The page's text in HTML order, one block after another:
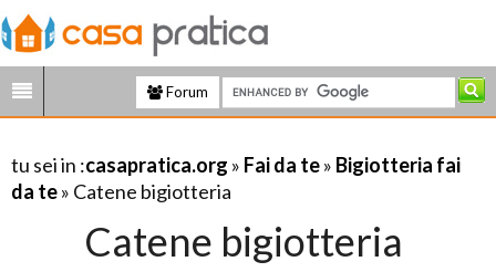
Forum
tu sei in :casapratica.org » Fai da te» Bigiotteria fai
da te» Catene bigiotteria
Catene bigiotteria